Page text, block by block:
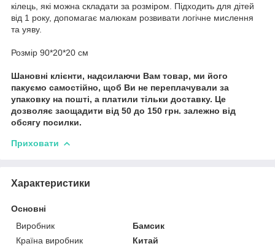
кілець, які можна складати за розміром. Підходить для дітей
від 1 року, допомагає малюкам розвивати логічне мислення
та уяву.
Розмір 90*20*20 см
Шановні клієнти, надсилаючи Вам товар, ми його
пакуємо самостійно, щоб Ви не переплачували за
упаковку на пошті, а платили тільки доставку. Це
дозволяє заощадити від 50 до 150 грн. залежно від
обсягу посилки.
Приховати
Характеристики
Основні
Виробник
Бамсик
Країна виробник
Китай